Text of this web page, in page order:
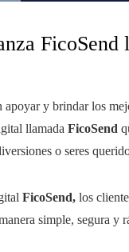
apoyar y brindar los
llamada FicoSend
o seres
FicoSend, los
simple, segura y